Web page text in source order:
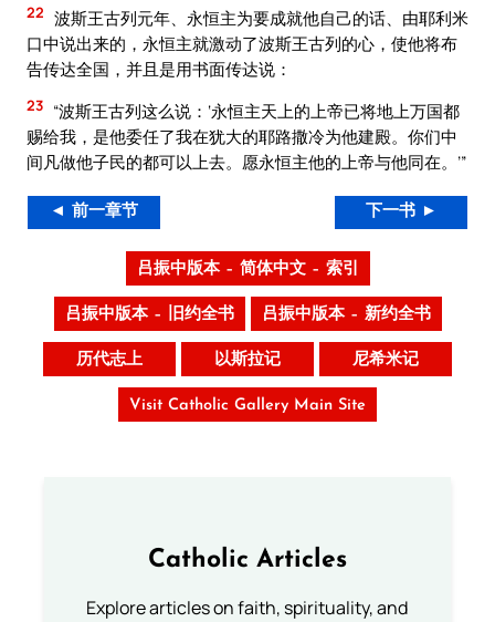
22 波斯王古列元年、永恒主为要成就他自己的话、由耶利米
口中说出来的，永恒主就激动了波斯王古列的心，使他将布
告传达全国，并且是用书面传达说：
23 “波斯王古列这么说：‘永恒主天上的上帝已将地上万国都
赐给我，是他委任了我在犹大的耶路撒冷为他建殿。你们中
间凡做他子民的都可以上去。愿永恒主他的上帝与他同在。’”
◄ 前一章节 下一书 ►
吕振中版本 – 简体中文 – 索引
吕振中版本 – 旧约全书 吕振中版本 – 新约全书
历代志上 以斯拉记 尼希米记
Visit Catholic Gallery Main Site
Catholic Articles
Explore articles on faith, spirituality, and